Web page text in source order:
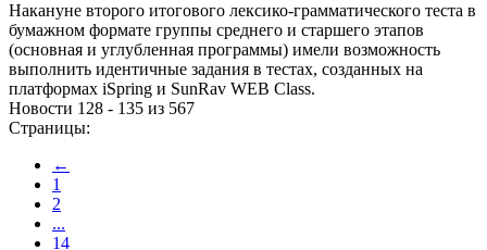
Накануне второго итогового лексико-грамматического теста в
бумажном формате группы среднего и старшего этапов
(основная и углубленная программы) имели возможность
выполнить идентичные задания в тестах, созданных на
платформах iSpring и SunRav WEB Class.
Новости 128 - 135 из 567
Страницы:
←
1
2
...
14